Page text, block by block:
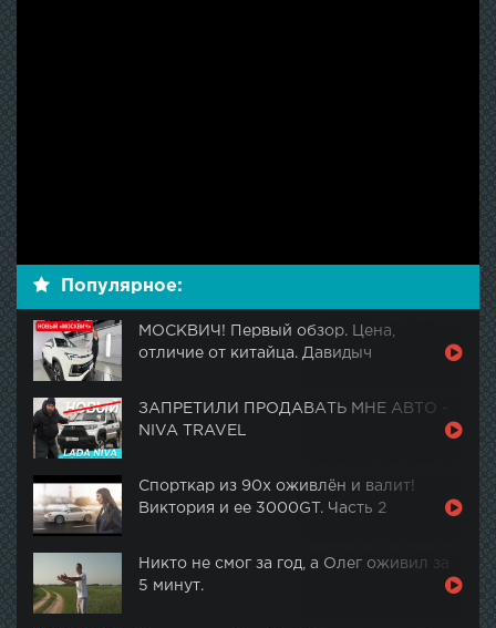
Популярное:
МОСКВИЧ! Первый обзор. Цена,
отличие от китайца. Давидыч
ЗАПРЕТИЛИ ПРОДАВАТЬ МНЕ АВТО -
NIVA TRAVEL
Спорткар из 90х оживлён и валит!
Виктория и ее 3000GT. Часть 2
Никто не смог за год, а Олег оживил за
5 минут.